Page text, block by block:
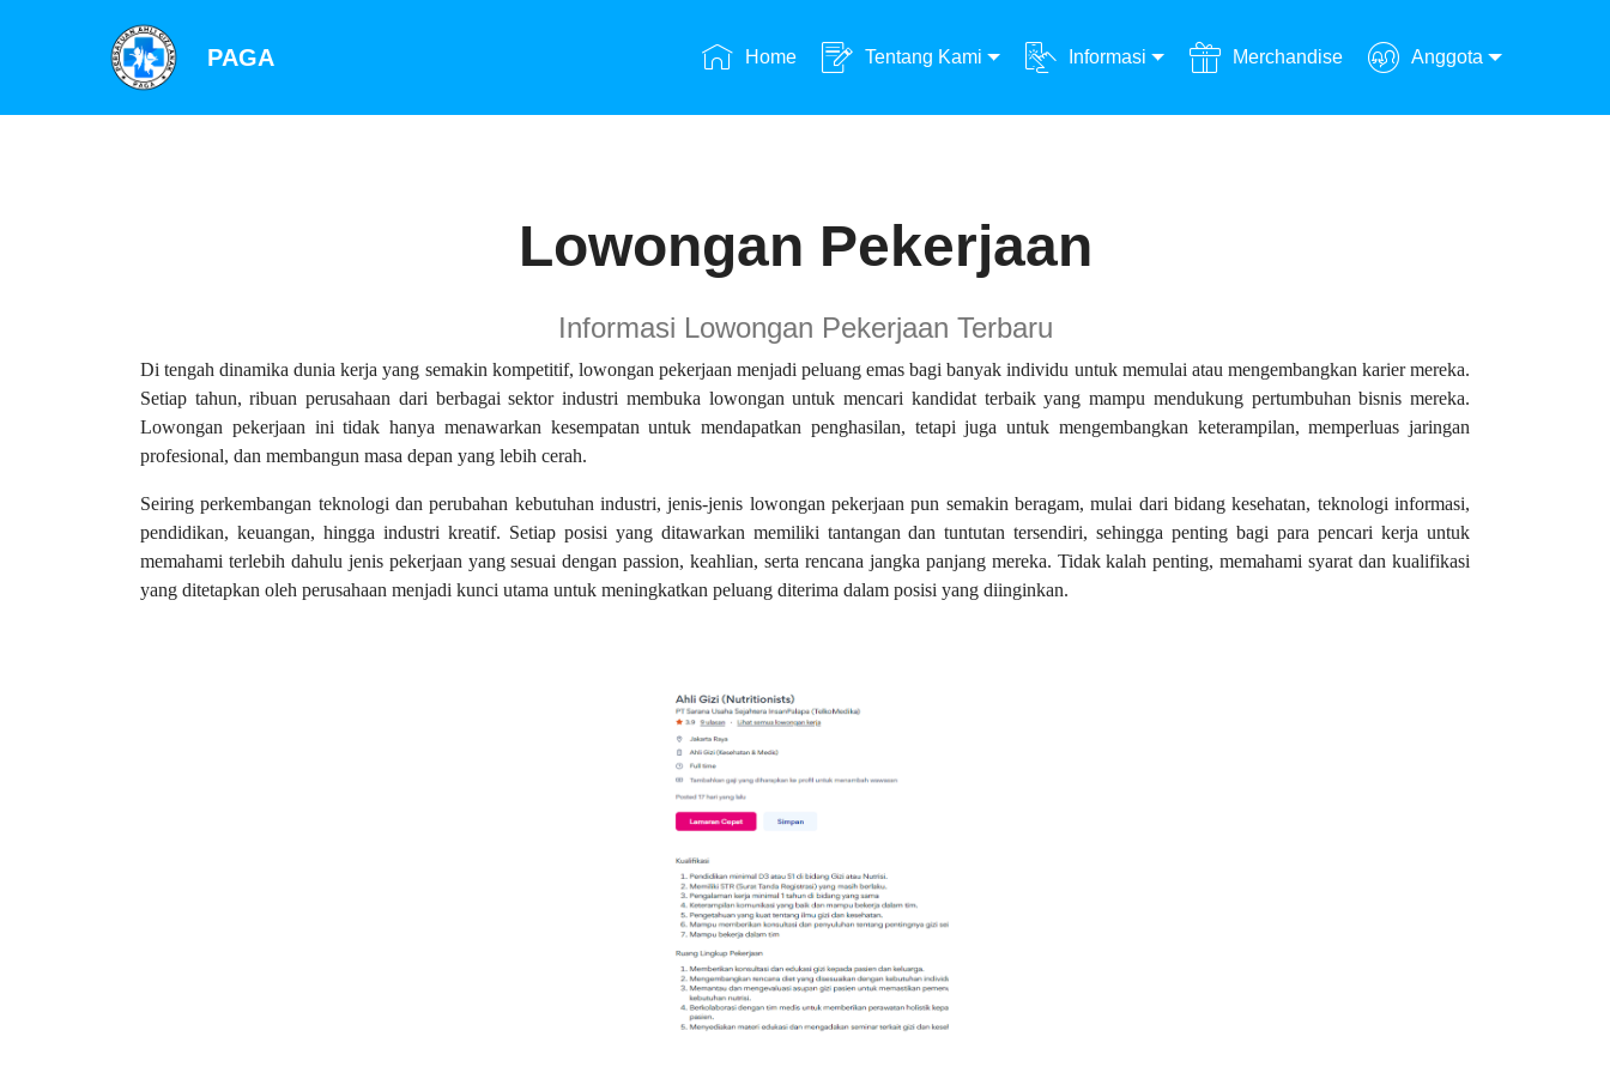
PAGA Home Tentang Kami Informasi Merchandise Anggota
Lowongan Pekerjaan
Informasi Lowongan Pekerjaan Terbaru
Di tengah dinamika dunia kerja yang semakin kompetitif, lowongan pekerjaan menjadi peluang emas bagi banyak individu untuk memulai atau mengembangkan karier mereka.
Setiap tahun, ribuan perusahaan dari berbagai sektor industri membuka lowongan untuk mencari kandidat terbaik yang mampu mendukung pertumbuhan bisnis mereka.
Lowongan pekerjaan ini tidak hanya menawarkan kesempatan untuk mendapatkan penghasilan, tetapi juga untuk mengembangkan keterampilan, memperluas jaringan
profesional, dan membangun masa depan yang lebih cerah.
Seiring perkembangan teknologi dan perubahan kebutuhan industri, jenis-jenis lowongan pekerjaan pun semakin beragam, mulai dari bidang kesehatan, teknologi informasi,
pendidikan, keuangan, hingga industri kreatif. Setiap posisi yang ditawarkan memiliki tantangan dan tuntutan tersendiri, sehingga penting bagi para pencari kerja untuk
memahami terlebih dahulu jenis pekerjaan yang sesuai dengan passion, keahlian, serta rencana jangka panjang mereka. Tidak kalah penting, memahami syarat dan kualifikasi
yang ditetapkan oleh perusahaan menjadi kunci utama untuk meningkatkan peluang diterima dalam posisi yang diinginkan.
DIBUTUHKAN SEGERA
TENAGA Ahli Gizi
(Nutritionists)
KETENTUAN LIHAT
BROSUR